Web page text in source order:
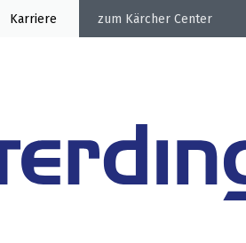
Karriere Kärcher Center